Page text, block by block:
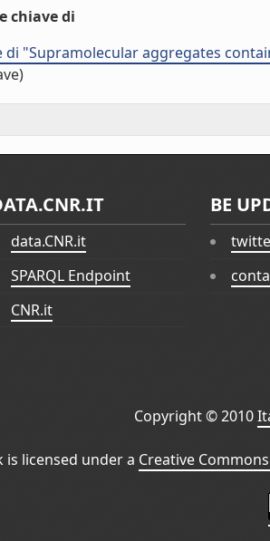
chiave di
di "Supramolecular aggregates
data.CNR.it
SPARQL Endpoint
CNR.it
BE
Copyright © 2010
is licensed under a Creative